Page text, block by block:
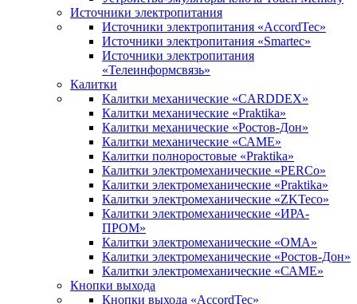
Источники электропитания
Источники электропитания «AccordTec»
Источники электропитания «Smartec»
Источники электропитания
«Телеинформсвязь»
Калитки
Калитки механические «CARDDEX»
Калитки механические «Praktika»
Калитки механические «Ростов-Дон»
Калитки механические «САМЕ»
Калитки полноростовые «Praktika»
Калитки электромеханические «PERCo»
Калитки электромеханические «Praktika»
Калитки электромеханические «ZKTeco»
Калитки электромеханические «ИРА-
ПРОМ»
Калитки электромеханические «ОМА»
Калитки электромеханические «Ростов-Дон»
Калитки электромеханические «САМЕ»
Кнопки выхода
Кнопки выхода «AccordTec»